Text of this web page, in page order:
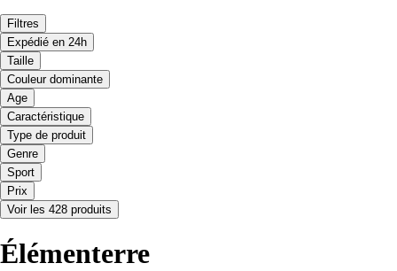
Filtres
Expédié en 24h
Taille
Couleur dominante
Age
Caractéristique
Type de produit
Genre
Sport
Prix
Voir les 428 produits
Élémenterre